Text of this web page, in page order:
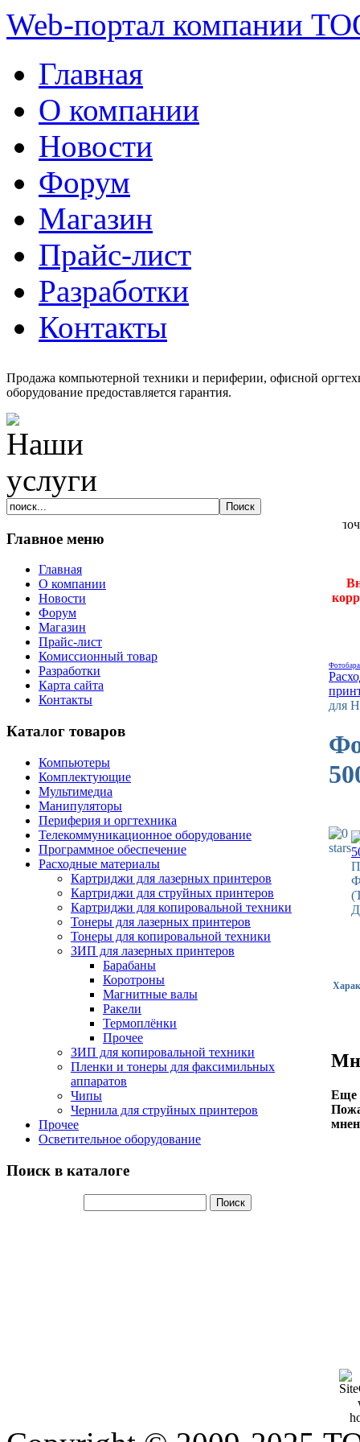
Web-портал компании
Главная
О компании
Новости
Форум
Магазин
Прайс-лист
Разработки
Контакты
Продажа компьютерной техники и периферии, офисной
оборудование предоставляется гарантия.
Главное меню
Главная
О компании
Новости
Форум
Магазин
Прайс-лист
Комиссионный товар
Разработки
Карта сайта
Контакты
Каталог товаров
Компьютеры
Комплектующие
Мультимедиа
Манипуляторы
Периферия и оргтехника
Телекоммуникационное оборудование
Программное обеспечение
Расходные материалы
Картриджи для лазерных принтеров
Картриджи для струйных принтеров
Картриджи для копировальной техники
Тонеры для лазерных принтеров
Тонеры для копировальной техники
ЗИП для лазерных принтеров
Барабаны
Коротроны
Магнитные валы
Ракели
Термоплёнки
Прочее
ЗИП для копировальной техники
Пленки и тонеры для факсимильных
аппаратов
Чипы
Чернила для струйных принтеров
Прочее
Осветительное оборудование
Поиск в каталоге
для
Еще